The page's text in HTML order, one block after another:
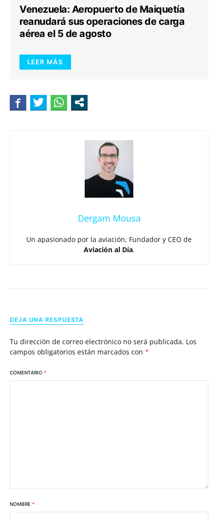
Venezuela: Aeropuerto de Maiquetía
reanudará sus operaciones de carga
aérea el 5 de agosto
LEER MÁS
Dergam Mousa
Un apasionado por la aviación, Fundador y CEO de
Aviación al Día.
DEJA UNA RESPUESTA
Tu dirección de correo electrónico no será publicada. Los
campos obligatorios están marcados con *
COMENTARIO *
NOMBRE *